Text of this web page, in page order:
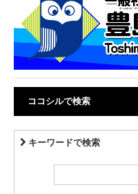
ココシルで検索
キーワードで検索